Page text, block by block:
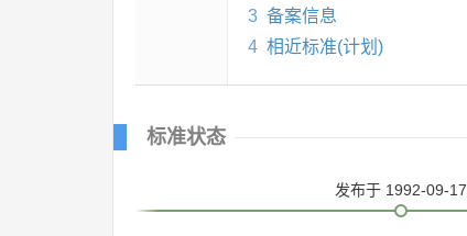
3 备案信息
4 相近标准(计划)
标准状态
发布于 1992-09-17